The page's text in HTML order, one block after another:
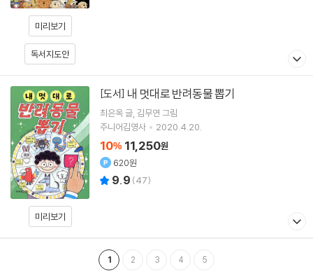
미리보기
독서지도안
미리보기
[도서] 내 멋대로 반려동물 뽑기
최은옥글 김무연 그림
주니어김영사
2020.4.20.
10% 11,250원
620원
9.9 (47)
1 2 3 4 5